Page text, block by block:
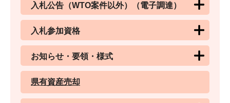
入札公告（WTO案件以外）（電子調達）
入札参加資格
お知らせ・要領・様式
県有資産売却